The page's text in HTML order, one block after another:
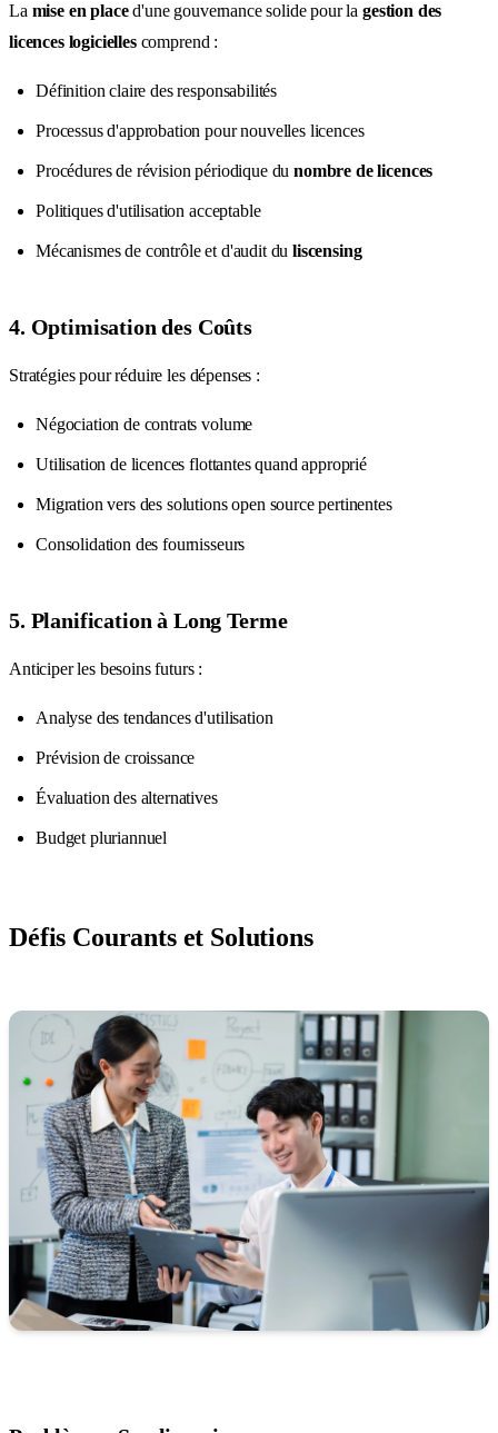
La mise en placed'une gouvernance solide pour lagestion des
licences logiciellescomprend :
Définition claire des responsabilités
Processus d'approbation pour nouvelles licences
Procédures de révision périodique dunombre de licences
Politiques d'utilisation acceptable
Mécanismes de contrôle et d'audit duliscensing
4. Optimisation des Coûts
Stratégies pour réduire les dépenses :
Négociation de contrats volume
Utilisation de licences flottantes quand approprié
Migration vers des solutions open source pertinentes
Consolidation des fournisseurs
5. Planification à Long Terme
Anticiper les besoins futurs :
Analyse des tendances d'utilisation
Prévision de croissance
Évaluation des alternatives
Budget pluriannuel
Défis Courants et Solutions